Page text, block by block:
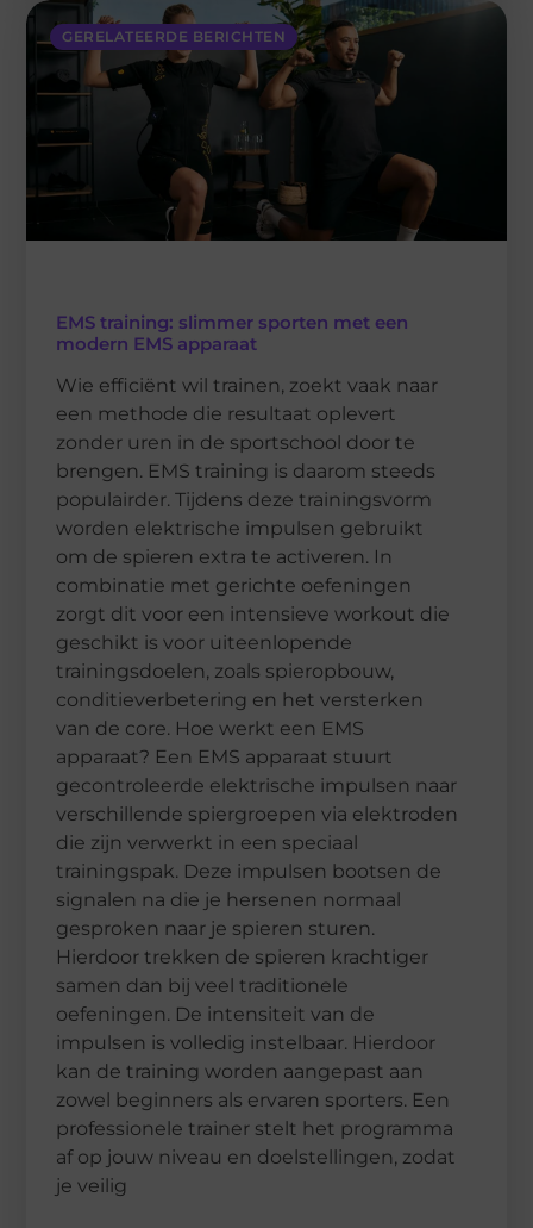
GERELATEERDE BERICHTEN
EMS training: slimmer sporten met een
modern EMS apparaat
Wie efficiënt wil trainen, zoekt vaak naar
een methode die resultaat oplevert
zonder uren in de sportschool door te
brengen. EMS training is daarom steeds
populairder. Tijdens deze trainingsvorm
worden elektrische impulsen gebruikt
om de spieren extra te activeren. In
combinatie met gerichte oefeningen
zorgt dit voor een intensieve workout die
geschikt is voor uiteenlopende
trainingsdoelen, zoals spieropbouw,
conditieverbetering en het versterken
van de core. Hoe werkt een EMS
apparaat? Een EMS apparaat stuurt
gecontroleerde elektrische impulsen naar
verschillende spiergroepen via elektroden
die zijn verwerkt in een speciaal
trainingspak. Deze impulsen bootsen de
signalen na die je hersenen normaal
gesproken naar je spieren sturen.
Hierdoor trekken de spieren krachtiger
samen dan bij veel traditionele
oefeningen. De intensiteit van de
impulsen is volledig instelbaar. Hierdoor
kan de training worden aangepast aan
zowel beginners als ervaren sporters. Een
professionele trainer stelt het programma
af op jouw niveau en doelstellingen, zodat
je veilig